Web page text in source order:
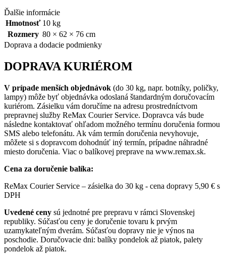
Ďalšie informácie
Hmotnosť 10 kg
Rozmery 80 × 62 × 76 cm
Doprava a dodacie podmienky
DOPRAVA KURIÉROM
V prípade menších objednávok (do 30 kg, napr. botníky, poličky,
lampy) môže byť objednávka odoslaná štandardným doručovacím
kuriérom. Zásielku vám doručíme na adresu prostredníctvom
prepravnej služby ReMax Courier Service. Dopravca vás bude
následne kontaktovať ohľadom možného termínu doručenia formou
SMS alebo telefonátu. Ak vám termín doručenia nevyhovuje,
môžete si s dopravcom dohodnúť iný termín, prípadne náhradné
miesto doručenia. Viac o balíkovej preprave na www.remax.sk.
Cena za doručenie balíka:
ReMax Courier Service – zásielka do 30 kg - cena dopravy 5,90 € s
DPH
Uvedené ceny sú jednotné pre prepravu v rámci Slovenskej
republiky. Súčasťou ceny je doručenie tovaru k prvým
uzamykateľným dverám. Súčasťou dopravy nie je výnos na
poschodie. Doručovacie dni: balíky pondelok až piatok, palety
pondelok až piatok.